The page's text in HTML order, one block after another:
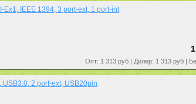
Ex1, IEEE 1394, 3 port-ext, 1 port-int
Опт: 1 313 руб | Дилер: 1 313 руб |
USB3.0, 2 port-ext, USB20pin